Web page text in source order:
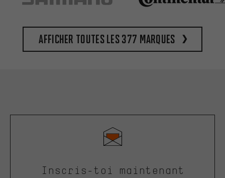
Afficher toutes les 377 marques
Inscris-toi maintenant